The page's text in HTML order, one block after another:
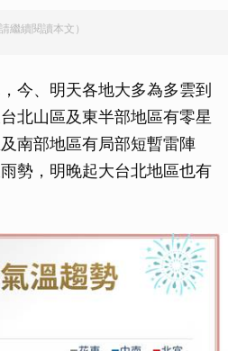
繼續閱讀本文）
今、明天各地大多為多雲到
北山區及東半部地區有零星
南部地區有局部短暫雷陣
勢，明晚起大台北地區也有